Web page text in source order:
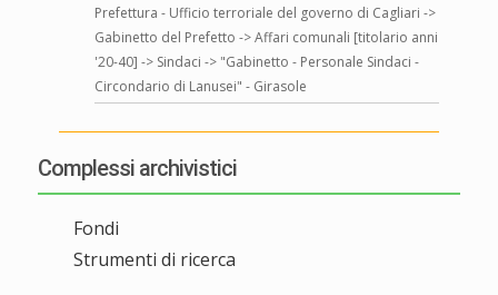
Prefettura - Ufficio terroriale del governo di Cagliari ->
Gabinetto del Prefetto -> Affari comunali [titolario anni
'20-40] -> Sindaci -> "Gabinetto - Personale Sindaci -
Circondario di Lanusei" - Girasole
Complessi archivistici
Fondi
Strumenti di ricerca